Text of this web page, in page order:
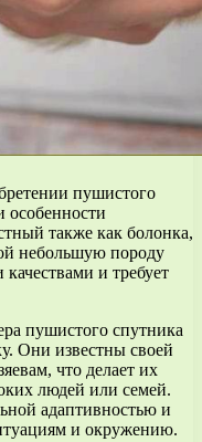
пушистого
особенности
также как болонка,
небольшую породу
и требует
пушистого спутника
Они известны своей
что делает их
людей или семей.
адаптивностью и
и окружению.